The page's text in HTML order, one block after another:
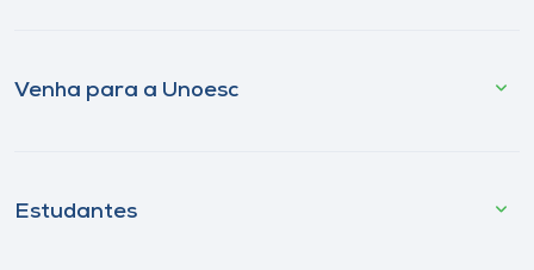
Venha para a Unoesc
Estudantes